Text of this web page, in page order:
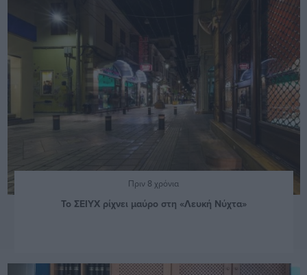
Πριν 8 χρόνια
Το ΣΕΙΥΧ ρίχνει μαύρο στη «Λευκή Νύχτα»